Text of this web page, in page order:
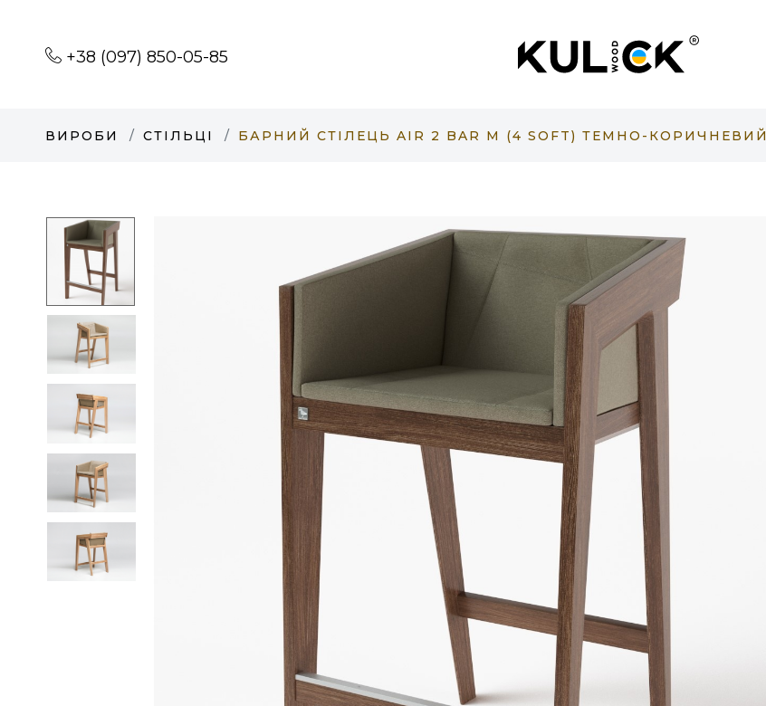
+38 (097) 850-05-85
ВИРОБИ СТІЛЬЦІ БАРНИЙ СТІЛЕЦЬ AIR 2 BAR M (4 SOFT) ТЕМНО-КОРИЧНЕВИЙ